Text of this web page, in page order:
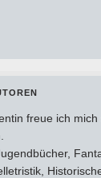
freue ich